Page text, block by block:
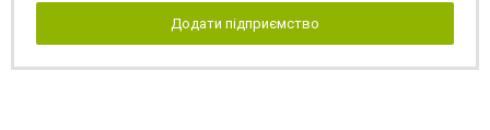
Додати підприємство